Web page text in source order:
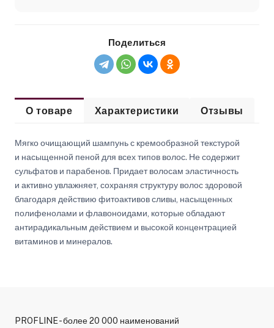
Поделиться
О товаре Характеристики Отзывы
Мягко очищающий шампунь с кремообразной текстурой
и насыщенной пеной для всех типов волос. Не содержит
сульфатов и парабенов. Придает волосам эластичность
и активно увлажняет, сохраняя структуру волос здоровой
благодаря действию фитоактивов сливы, насыщенных
полифенолами и флавоноидами, которые обладают
антирадикальным действием и высокой концентрацией
витаминов и минералов.
PROFLINE - более 20 000 наименований